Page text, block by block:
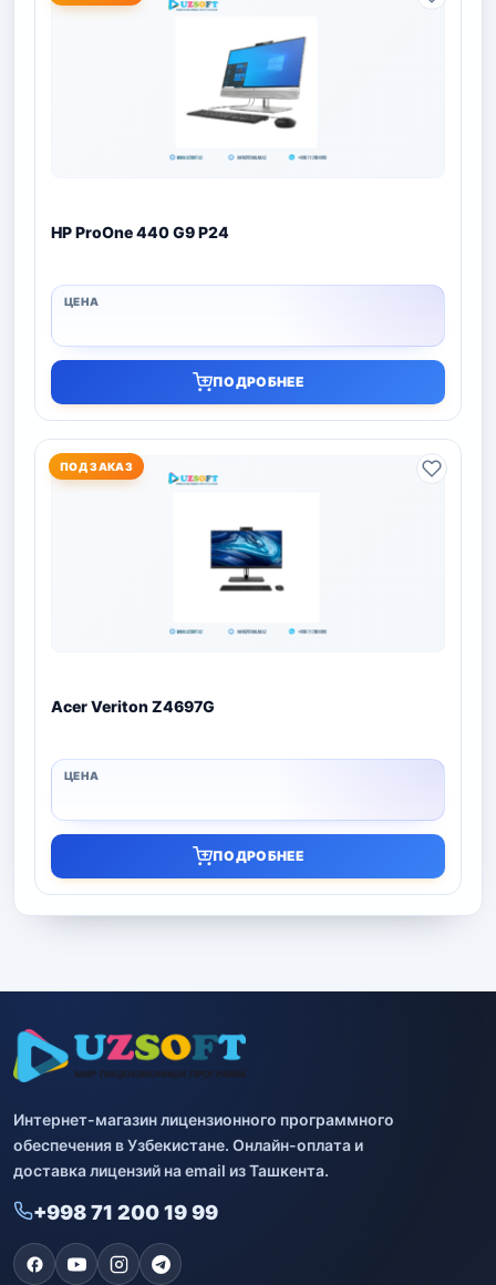
HP ProOne 440 G9 P24
ПОДРОБНЕЕ
ПОД ЗАКАЗ
Acer Veriton Z4697G
ПОДРОБНЕЕ
Интернет-магазин лицензионного программного
обеспечения в Узбекистане. Онлайн-оплата и
доставка лицензий на email из Ташкента.
+998 71 200 19 99